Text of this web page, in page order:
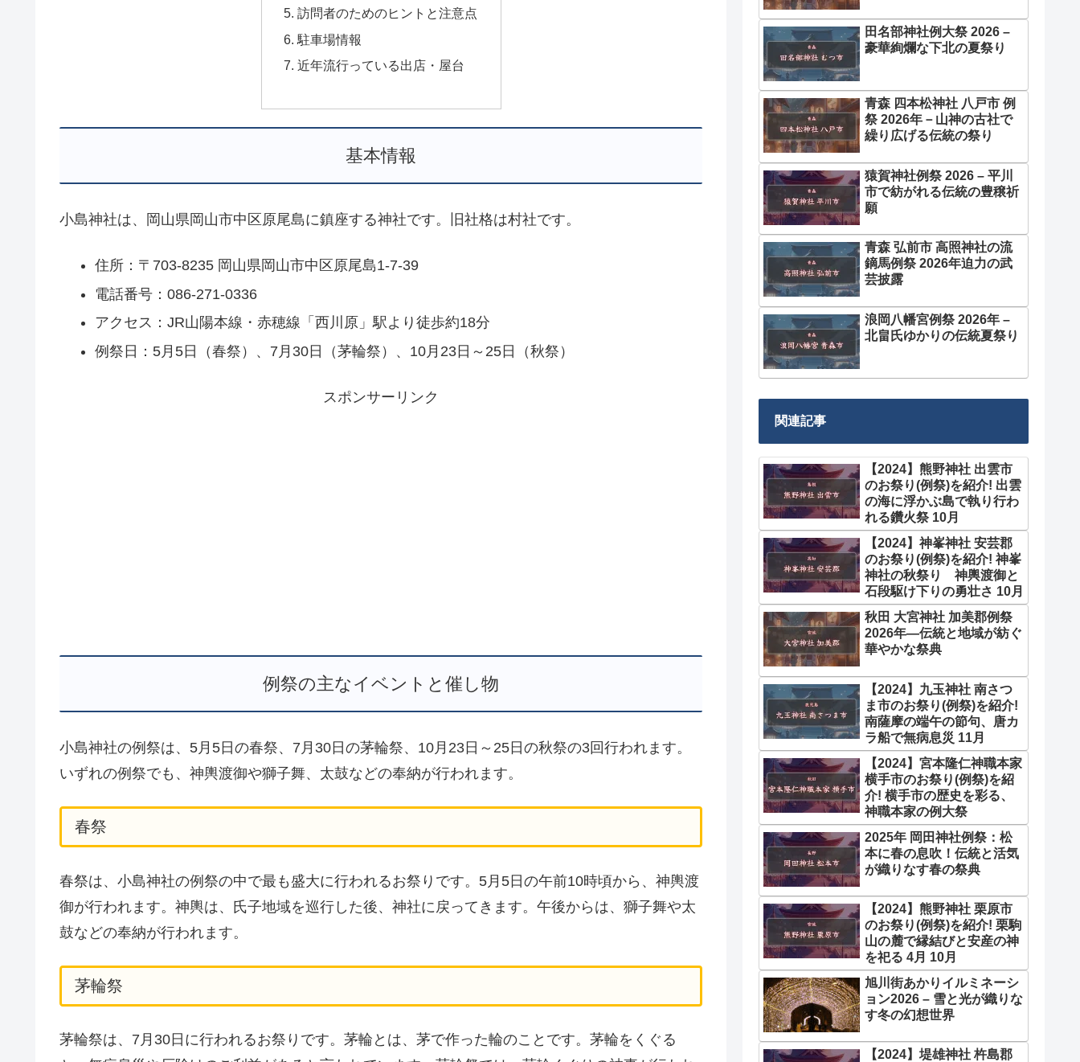
訪問者のためのヒントと注意点
駐車場情報
近年流行っている出店・屋台
基本情報
小島神社は、岡山県岡山市中区原尾島に鎮座する神社です。旧社格は村社です。
住所：〒703-8235 岡山県岡山市中区原尾島1-7-39
電話番号：086-271-0336
アクセス：JR山陽本線・赤穂線「西川原」駅より徒歩約18分
例祭日：5月5日（春祭）、7月30日（茅輪祭）、10月23日～25日（秋祭）
スポンサーリンク
例祭の主なイベントと催し物
小島神社の例祭は、5月5日の春祭、7月30日の茅輪祭、10月23日～25日の秋祭の3回行われます。
いずれの例祭でも、神輿渡御や獅子舞、太鼓などの奉納が行われます。
春祭
春祭は、小島神社の例祭の中で最も盛大に行われるお祭りです。5月5日の午前10時頃から、神輿渡
御が行われます。神輿は、氏子地域を巡行した後、神社に戻ってきます。午後からは、獅子舞や太
鼓などの奉納が行われます。
茅輪祭
茅輪祭は、7月30日に行われるお祭りです。茅輪とは、茅で作った輪のことです。茅輪をくぐる
田名部神社例大祭 2026 –
豪華絢爛な下北の夏祭り
青森 四本松神社 八戸市 例
祭 2026年－山神の古社で
繰り広げる伝統の祭り
猿賀神社例祭 2026 – 平川
市で紡がれる伝統の豊穣祈
願
青森 弘前市 高照神社の流
鏑馬例祭 2026年迫力の武
芸披露
浪岡八幡宮例祭 2026年 –
北畠氏ゆかりの伝統夏祭り
関連記事
【2024】熊野神社 出雲市
のお祭り(例祭)を紹介! 出雲
の海に浮かぶ島で執り行わ
れる鑽火祭 10月
【2024】神峯神社 安芸郡
のお祭り(例祭)を紹介! 神峯
神社の秋祭り 神輿渡御と
石段駆け下りの勇壮さ 10月
秋田 大宮神社 加美郡例祭
2026年―伝統と地域が紡ぐ
華やかな祭典
【2024】九玉神社 南さつ
ま市のお祭り(例祭)を紹介!
南薩摩の端午の節句、唐カ
ラ船で無病息災 11月
【2024】宮本隆仁神職本家
横手市のお祭り(例祭)を紹
介! 横手市の歴史を彩る、
神職本家の例大祭
2025年 岡田神社例祭：松
本に春の息吹！伝統と活気
が織りなす春の祭典
【2024】熊野神社 栗原市
のお祭り(例祭)を紹介! 栗駒
山の麓で縁結びと安産の神
を祀る 4月 10月
旭川街あかりイルミネーシ
ョン2026 – 雪と光が織りな
す冬の幻想世界
【2024】堤雄神社 杵島郡